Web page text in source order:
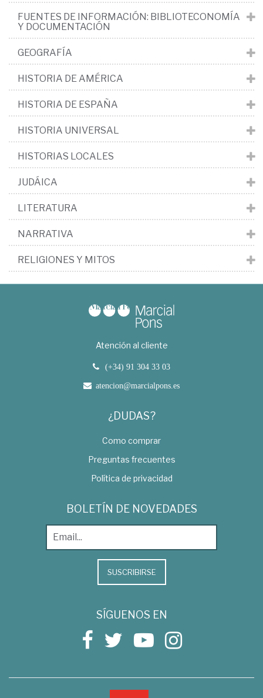
FUENTES DE INFORMACIÓN: BIBLIOTECONOMÍA
Y DOCUMENTACIÓN
GEOGRAFÍA
HISTORIA DE AMÉRICA
HISTORIA DE ESPAÑA
HISTORIA UNIVERSAL
HISTORIAS LOCALES
JUDÁICA
LITERATURA
NARRATIVA
RELIGIONES Y MITOS
Atención al cliente
(+34) 91 304 33 03
atencion@marcialpons.es
¿DUDAS?
Como comprar
Preguntas frecuentes
Política de privacidad
BOLETÍN DE NOVEDADES
SUSCRIBIRSE
SÍGUENOS EN